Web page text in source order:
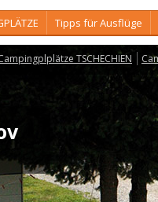
Tipps für Ausflüge
TSCHECHIEN